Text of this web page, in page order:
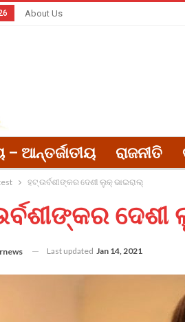
About Us
– ଆନ୍ତର୍ଜାତୀୟ ରାଜନୀତି
ହଟ୍ ଉର୍ବଶୀଙ୍କର ଦେଶୀ ଲୁକ୍ ଭାଇରାଲ୍
ଦେଶୀ
Last updated Jan 14, 2021